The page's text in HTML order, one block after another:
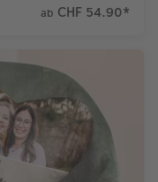
ab CHF 54.90*